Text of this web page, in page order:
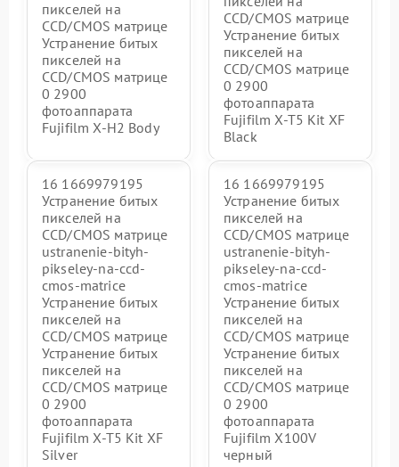
пикселей на
CCD/CMOS матрице
Устранение битых
пикселей на
CCD/CMOS матрице
0 2900
фотоаппарата
Fujifilm X-H2 Body
CCD/CMOS матрице
Устранение битых
пикселей на
CCD/CMOS матрице
0 2900
фотоаппарата
Fujifilm X-T5 Kit XF
Black
16 1669979195
Устранение битых
пикселей на
CCD/CMOS матрице
ustranenie-bityh-
pikseley-na-ccd-
cmos-matrice
Устранение битых
пикселей на
CCD/CMOS матрице
Устранение битых
пикселей на
CCD/CMOS матрице
0 2900
фотоаппарата
Fujifilm X-T5 Kit XF
Silver
16 1669979195
Устранение битых
пикселей на
CCD/CMOS матрице
ustranenie-bityh-
pikseley-na-ccd-
cmos-matrice
Устранение битых
пикселей на
CCD/CMOS матрице
Устранение битых
пикселей на
CCD/CMOS матрице
0 2900
фотоаппарата
Fujifilm X100V
черный